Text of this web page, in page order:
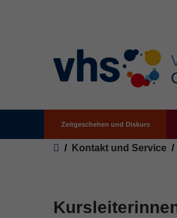
Zum Hauptinhalt springen
Zeitgeschehen und Diskurs
Sie sind hier:
Kontakt und Service